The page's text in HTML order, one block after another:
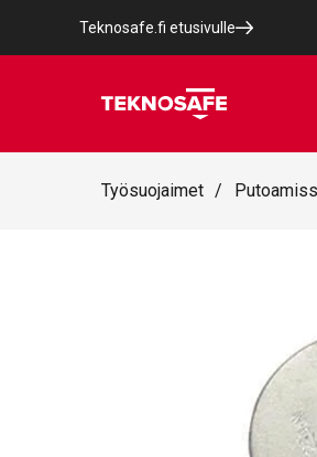
Teknosafe.fi etusivulle
Työsuojaimet /